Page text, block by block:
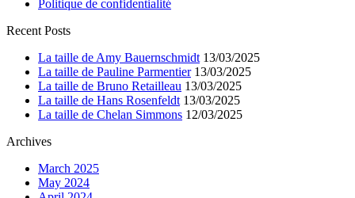
Politique de confidentialité
Recent Posts
La taille de Amy Bauernschmidt 13/03/2025
La taille de Pauline Parmentier 13/03/2025
La taille de Bruno Retailleau 13/03/2025
La taille de Hans Rosenfeldt 13/03/2025
La taille de Chelan Simmons 12/03/2025
Archives
March 2025
May 2024